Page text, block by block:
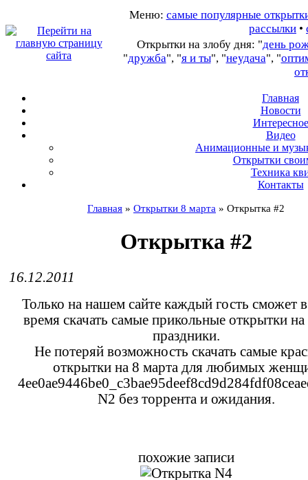
Меню: самые популярные
рассылки •
Открытки на злобу дня: "день
"дружба", "я и ты", "неудача", "
Главная
Новости
Интересное
Видео
Анимационные и
Открытки
Техника
Контакты
Главная » Открытки 8 марта » Открытка #2
Открытка #2
16.12.2011
Только на нашем сайте каждый гость сможет
время скачать самые прикольные открытки
праздники.
Не потеряй возможность скачать самые
открытки на 8 марта для любимых
N2 без торрента и ожидания.
похожие записи